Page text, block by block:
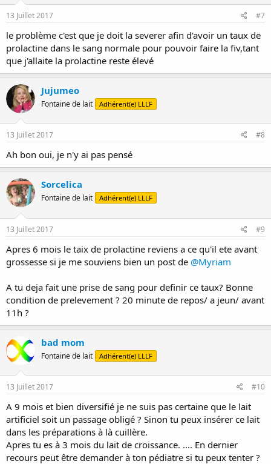
13 Juillet 2017 #7
le problème c'est que je doit la severer afin d'avoir un taux de
prolactine dans le sang normale pour pouvoir faire la fiv,tant
que j'allaite la prolactine reste élevé
Jujumeo
Fontaine de lait Adhérent(e) LLLF
13 Juillet 2017 #8
Ah bon oui, je n'y ai pas pensé
Sorcelica
Fontaine de lait Adhérent(e) LLLF
13 Juillet 2017 #9
Apres 6 mois le taix de prolactine reviens a ce qu'il ete avant
grossesse si je me souviens bien un post de @Myriam
A tu deja fait une prise de sang pour definir ce taux? Bonne
condition de prelevement ? 20 minute de repos/ a jeun/ avant
11h ?
bad mom
Fontaine de lait Adhérent(e) LLLF
13 Juillet 2017 #10
A 9 mois et bien diversifié je ne suis pas certaine que le lait
artificiel soit un passage obligé ? Sinon tu peux insérer ce lait
dans les préparations à là cuillère.
Apres tu es à 3 mois du lait de croissance. .... En dernier
recours peut être demander à ton pédiatre si tu peux tenter ?